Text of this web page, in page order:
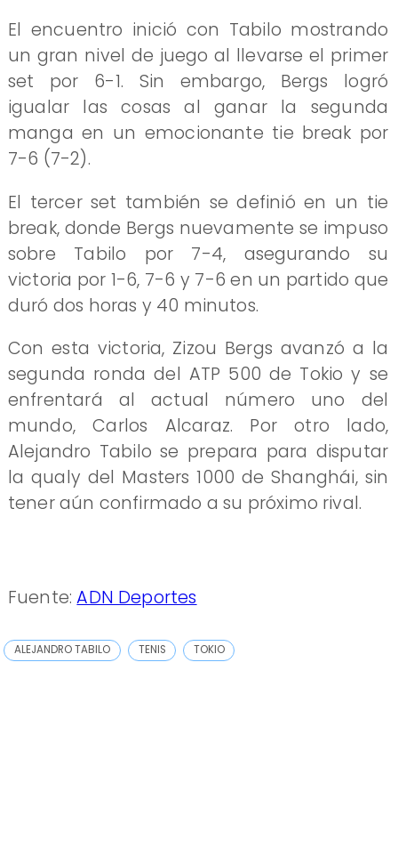
El encuentro inició con Tabilo mostrando
un gran nivel de juego al llevarse el primer
set por 6-1. Sin embargo, Bergs logró
igualar las cosas al ganar la segunda
manga en un emocionante tie break por
7-6 (7-2).
El tercer set también se definió en un tie
break, donde Bergs nuevamente se impuso
sobre Tabilo por 7-4, asegurando su
victoria por 1-6, 7-6 y 7-6 en un partido que
duró dos horas y 40 minutos.
Con esta victoria, Zizou Bergs avanzó a la
segunda ronda del ATP 500 de Tokio y se
enfrentará al actual número uno del
mundo, Carlos Alcaraz. Por otro lado,
Alejandro Tabilo se prepara para disputar
la qualy del Masters 1000 de Shanghái, sin
tener aún confirmado a su próximo rival.
Fuente:ADN Deportes
ALEJANDRO TABILO TENIS TOKIO